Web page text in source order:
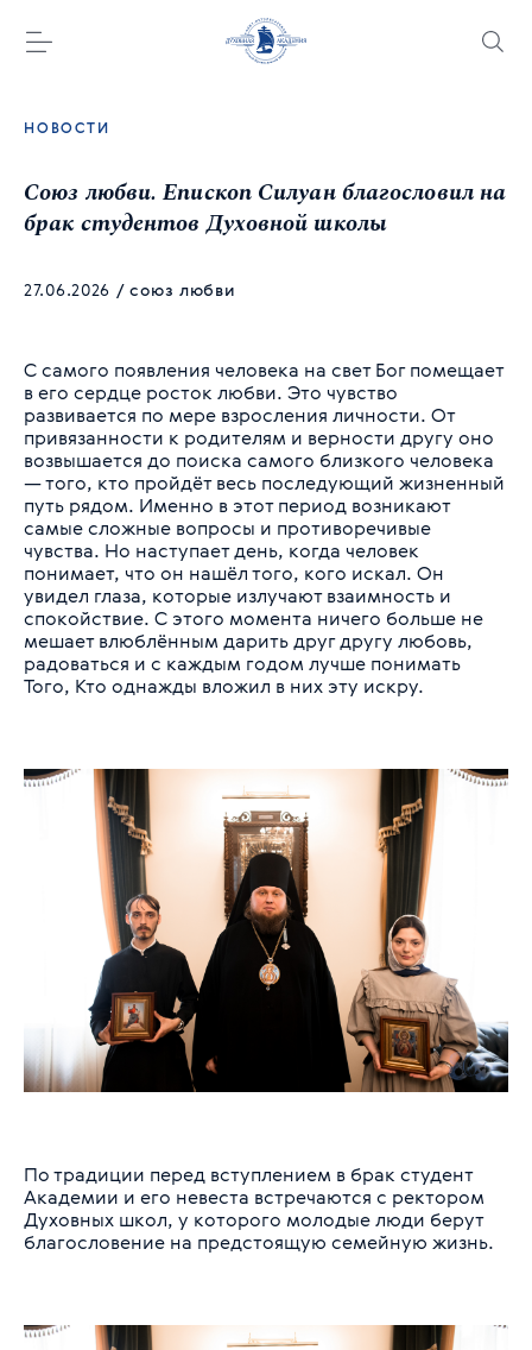
НОВОСТИ
Союз любви. Епископ Силуан благословил на
брак студентов Духовной школы
27.06.2026 / союз любви
С самого появления человека на свет Бог помещает
в его сердце росток любви. Это чувство
развивается по мере взросления личности. От
привязанности к родителям и верности другу оно
возвышается до поиска самого близкого человека
— того, кто пройдёт весь последующий жизненный
путь рядом. Именно в этот период возникают
самые сложные вопросы и противоречивые
чувства. Но наступает день, когда человек
понимает, что он нашёл того, кого искал. Он
увидел глаза, которые излучают взаимность и
спокойствие. С этого момента ничего больше не
мешает влюблённым дарить друг другу любовь,
радоваться и с каждым годом лучше понимать
Того, Кто однажды вложил в них эту искру.
По традиции перед вступлением в брак студент
Академии и его невеста встречаются с ректором
Духовных школ, у которого молодые люди берут
благословение на предстоящую семейную жизнь.